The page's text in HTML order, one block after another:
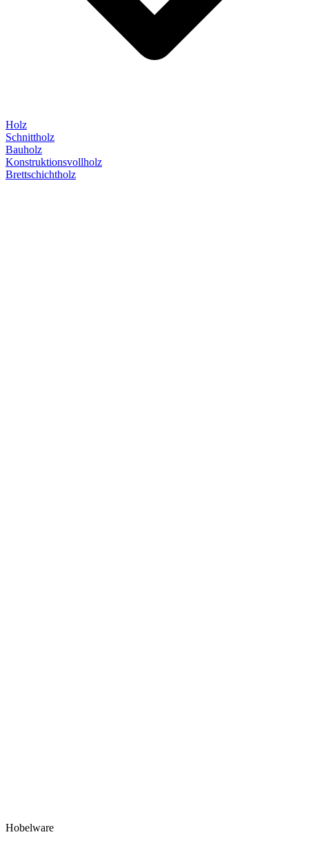
Holz
Schnittholz
Bauholz
Konstruktionsvollholz
Brettschichtholz
Hobelware